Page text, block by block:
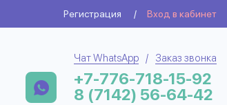
Регистрация / Вход в кабинет
Чат WhatsApp / Заказ звонка
+7-776-718-15-92
8 (7142) 56-64-42